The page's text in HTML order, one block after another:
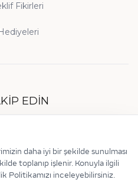
Fikirleri
EDIN
daha iyi bir şekilde sunulması
toplanıp işlenir. Konuyla ilgili
Politikamızı inceleyebilirsiniz.